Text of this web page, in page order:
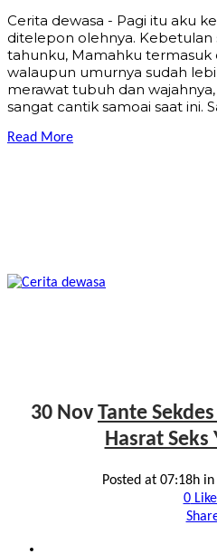
Cerita dewasa - Pagi itu aku
ditelepon olehnya.
tahunku, Mamahku termasuk
walaupun umurnya sudah
merawat tubuh dan
sangat cantik samoai saat ini.
Read More
30 Nov Tante
Hasrat Seks
Posted at 07:18hin
0